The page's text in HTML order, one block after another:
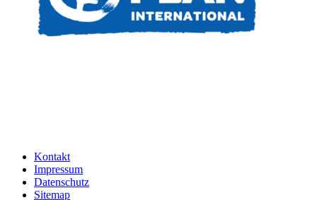
Kontakt
Impressum
Datenschutz
Sitemap